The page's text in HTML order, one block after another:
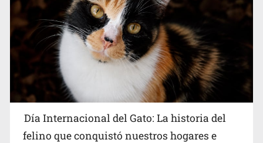
Día Internacional del Gato: La historia del
felino que conquistó nuestros hogares e